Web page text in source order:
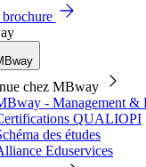
chez MBway
- Management &
QUALIOPI
des études
Eduservices